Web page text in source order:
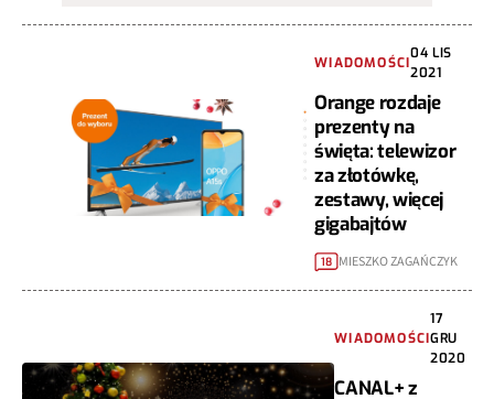
WIADOMOŚCI
04 LIS
2021
Orange rozdaje
prezenty na
święta: telewizor
za złotówkę,
zestawy, więcej
gigabajtów
18 MIESZKO ZAGAŃCZYK
WIADOMOŚCI
17
GRU
2020
CANAL+ z